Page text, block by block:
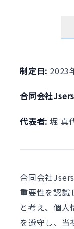
制定日: 2023
合同会社Jsers
代表者: 堀 真
合同会社
重要性を認識
と考え、個
を遵守し、